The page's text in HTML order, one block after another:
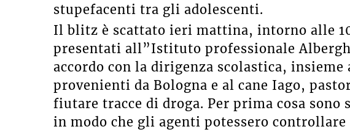
stupefacenti tra gli adolescenti.
Il blitz è scattato ieri mattina, intorno alle
presentati all”Istituto professionale
accordo con la dirigenza scolastica,
provenienti da Bologna e al cane Iago,
fiutare tracce di droga. Per prima cosa sono
in modo che gli agenti potessero